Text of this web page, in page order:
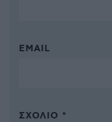
EMAIL
ΣΧΌΛΙΟ *